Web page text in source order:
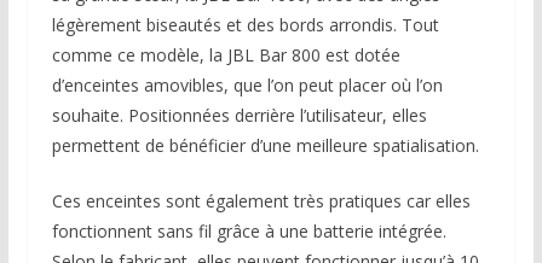
légèrement biseautés et des bords arrondis. Tout
comme ce modèle, la JBL Bar 800 est dotée
d’enceintes amovibles, que l’on peut placer où l’on
souhaite. Positionnées derrière l’utilisateur, elles
permettent de bénéficier d’une meilleure spatialisation.
Ces enceintes sont également très pratiques car elles
fonctionnent sans fil grâce à une batterie intégrée.